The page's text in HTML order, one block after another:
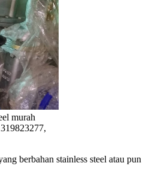
murah
berbahan stainless steel atau